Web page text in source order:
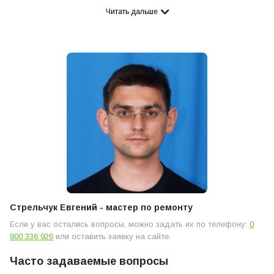
применением современного оборудования, качественных
расходников профессиональными мастерами.
Ремонт или замена фильтра кофемашины —
простой и понятный алгоритм работы
Прежде чем сдать кофеаппарат в сервис, ознакомьтесь с
ключевыми этапами выполнения работ:
Подача заявки. Посредством телефонного звонка
связываетесь с менеджером или оставляете заявку на ремонт
кофеварки, замену фильтра на сайте.
специалист приезжает на место.
степень поломки, подбирает нужные детали. Если требуется
Читать дальше
Часто задаваемые вопросы
Стрельчук Евгений - мастер по ремонту
Если у вас остались вопросы, можно задать их по телефону: 0
800 336 926 или оставить заявку на сайте.